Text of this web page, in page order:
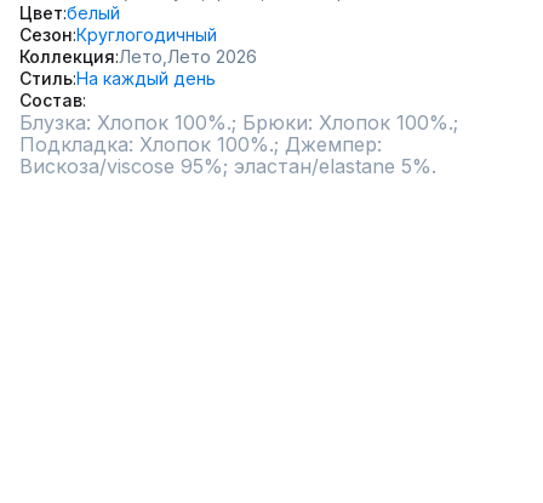
Цвет белый
Сезон Круглогодичный
Коллекция Лето, Лето 2026
СтильНа каждый день
Состав
Блузка: Хлопок 100%.; Брюки: Хлопок 100%.;
Подкладка: Хлопок 100%.; Джемпер:
Вискоза/viscose 95%; эластан/elastane 5%.